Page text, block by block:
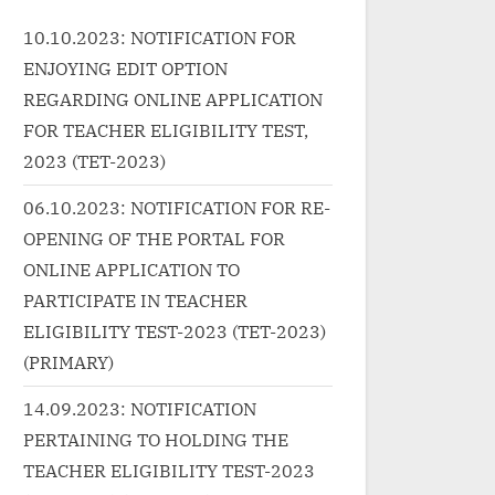
progressivelearnin
uncategorized/yeh-chand-
roshan-chehra-lyrics/"
link">Read
class="screen-
text"> “ये चांद सा रोशन चेहरा,
का रंग सुनहरा-Yeh Chand Sa
Chehra Lyrics”</span>
a></p>
chan-ve-lyrics-in-hindi/"
class="more-link">Read
reader-text"> “चन वे Chan Ve
10.10.2023: NOTIFICATION FOR
ENJOYING EDIT OPTION
REGARDING ONLINE APPLICATION
FOR TEACHER ELIGIBILITY TEST,
2023 (TET-2023)
06.10.2023: NOTIFICATION FOR RE-
OPENING OF THE PORTAL FOR
ONLINE APPLICATION TO
PARTICIPATE IN TEACHER
ELIGIBILITY TEST-2023 (TET-2023)
(PRIMARY)
14.09.2023: NOTIFICATION
PERTAINING TO HOLDING THE
TEACHER ELIGIBILITY TEST-2023